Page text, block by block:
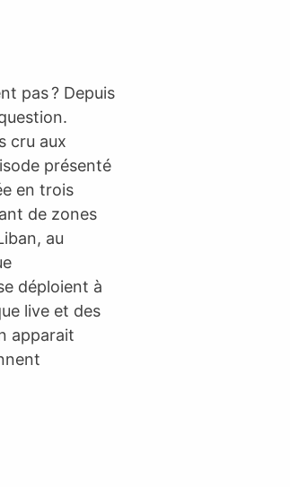
pas ? Depuis
cru aux
présenté
en trois
de zones
au
déploient à
live et des
apparait